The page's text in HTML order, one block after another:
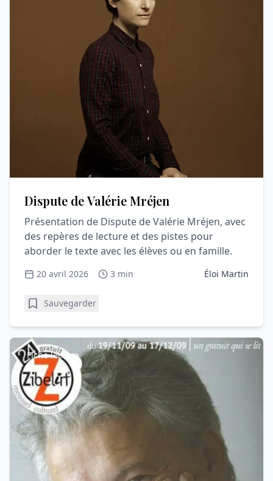
Dispute de Valérie Mréjen
Présentation de Dispute de Valérie Mréjen, avec
des repères de lecture et des pistes pour
aborder le texte avec les élèves ou en famille.
20 avril 2026 3 min Éloi Martin
Sauvegarder
Fiche lecture